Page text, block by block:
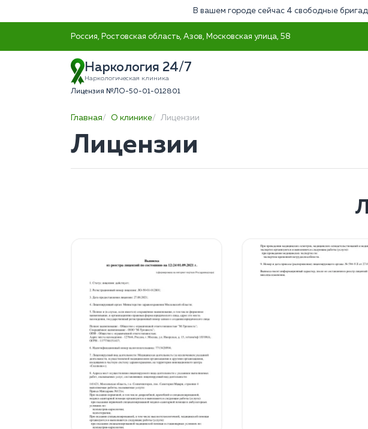
В вашем городе сейчас 4 свободные
Россия, Ростовская область, Азов, Московская улица, 58
Наркология 24/7
Наркологическая клиника
Лицензия №ЛО-50-01-012801
Главная О клинике Лицензии
Лицензии